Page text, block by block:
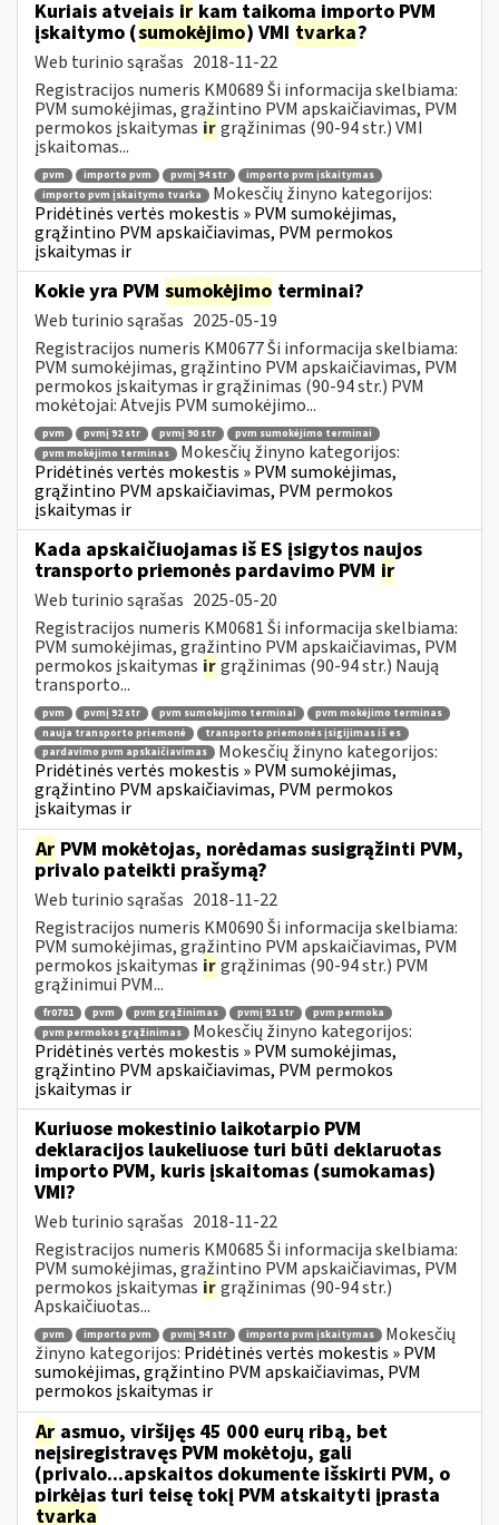
Kuriais atvejais ir kam taikoma importo PVM
įskaitymo (sumokėjimo) VMI tvarka?
Web turinio sąrašas 2018-11-22
Registracijos numeris KM0689 Ši informacija skelbiama:
PVM sumokėjimas, grąžintino PVM apskaičiavimas, PVM
permokos įskaitymas irgrąžinimas (90-94 str.) VMI
įskaitomas...
pvm importo pvm pvmį 94 str
importo pvm įskaitymas
importo pvm įskaitymo tvarka
Mokesčių žinyno kategorijos:
Pridėtinės vertės mokestis » PVM sumokėjimas,
grąžintino PVM apskaičiavimas, PVM permokos
įskaitymas ir
Kokie yra PVM sumokėjimo terminai?
Web turinio sąrašas 2025-05-19
Registracijos numeris KM0677 Ši informacija skelbiama:
PVM sumokėjimas, grąžintino PVM apskaičiavimas, PVM
permokos įskaitymas ir grąžinimas (90-94 str.) PVM
mokėtojai: Atvejis PVM sumokėjimo...
pvm pvmį 92 str pvmį 90 str
pvm sumokėjimo terminai
pvm mokėjimo terminas
Mokesčių žinyno kategorijos:
Pridėtinės vertės mokestis » PVM sumokėjimas,
grąžintino PVM apskaičiavimas, PVM permokos
įskaitymas ir
Kada apskaičiuojamas iš ES įsigytos naujos
transporto priemonės pardavimo PVM ir
Web turinio sąrašas 2025-05-20
Registracijos numeris KM0681 Ši informacija skelbiama:
PVM sumokėjimas, grąžintino PVM apskaičiavimas, PVM
permokos įskaitymas irgrąžinimas (90-94 str.) Naują
transporto...
pvm pvmį 92 str pvm sumokėjimo terminai
pvm mokėjimo terminas
nauja transporto priemonė
transporto priemonės įsigijimas iš es
pardavimo pvm apskaičiavimas
Mokesčių žinyno kategorijos:
Pridėtinės vertės mokestis » PVM sumokėjimas,
grąžintino PVM apskaičiavimas, PVM permokos
įskaitymas ir
Ar PVM mokėtojas, norėdamas susigrąžinti PVM,
privalo pateikti prašymą?
Web turinio sąrašas 2018-11-22
Registracijos numeris KM0690 Ši informacija skelbiama:
PVM sumokėjimas, grąžintino PVM apskaičiavimas, PVM
permokos įskaitymas irgrąžinimas (90-94 str.) PVM
grąžinimui PVM...
fr0781 pvm pvm grąžinimas pvmį 91 str
pvm permoka
pvm permokos grąžinimas
Mokesčių žinyno kategorijos:
Pridėtinės vertės mokestis » PVM sumokėjimas,
grąžintino PVM apskaičiavimas, PVM permokos
įskaitymas ir
Kuriuose mokestinio laikotarpio PVM
deklaracijos laukeliuose turi būti deklaruotas
importo PVM, kuris įskaitomas (sumokamas)
VMI?
Web turinio sąrašas 2018-11-22
Registracijos numeris KM0685 Ši informacija skelbiama:
PVM sumokėjimas, grąžintino PVM apskaičiavimas, PVM
permokos įskaitymas irgrąžinimas (90-94 str.)
Apskaičiuotas...
pvm importo pvm pvmį 94 str importo pvm įskaitymas
Mokesčių
žinyno kategorijos: Pridėtinės vertės mokestis » PVM
sumokėjimas, grąžintino PVM apskaičiavimas, PVM
permokos įskaitymas ir
Ar asmuo, viršijęs 45 000 eurų ribą, bet
neįsiregistravęs PVM mokėtoju, gali
(privalo...apskaitos dokumente išskirti PVM, o
pirkėjas turi teisę tokį PVM atskaityti įprasta
tvarka